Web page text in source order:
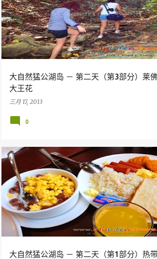
大自然猛公湖岛 － 第二天（第3部分）莱
大王花
三月 17, 2013
TERMERGGOH
0
大自然猛公湖岛 － 第二天（第1部分）热
假期 旅行 MALAYSIA PERAK